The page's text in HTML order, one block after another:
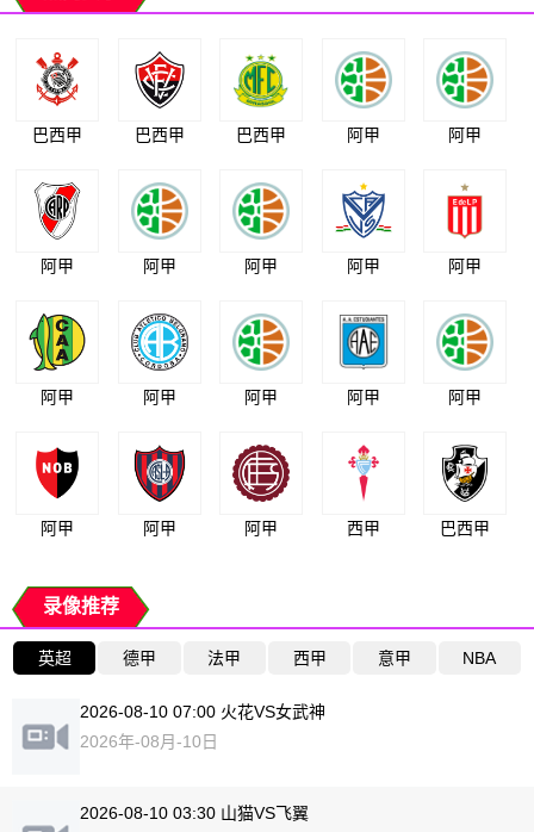
巴西甲 巴西甲 巴西甲 阿甲 阿甲
阿甲 阿甲 阿甲 阿甲 阿甲
阿甲 阿甲 阿甲 阿甲 阿甲
阿甲 阿甲 阿甲 西甲 巴西甲
录像推荐
英超 德甲 法甲 西甲 意甲 NBA
2026-08-10 07:00 火花VS女武神
2026年-08月-10日
2026-08-10 03:30 山猫VS飞翼